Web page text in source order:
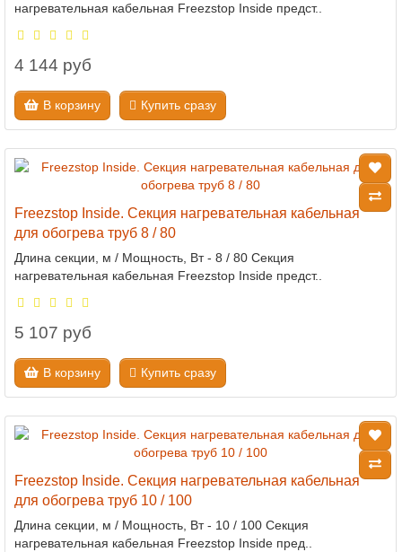
нагревательная кабельная Freezstop Inside предст..
4 144 руб
В корзину Купить сразу
Freezstop Inside. Секция нагревательная кабельная
для обогрева труб 8 / 80
Длина секции, м / Мощность, Вт - 8 / 80 Секция
нагревательная кабельная Freezstop Inside предст..
5 107 руб
В корзину Купить сразу
Freezstop Inside. Секция нагревательная кабельная
для обогрева труб 10 / 100
Длина секции, м / Мощность, Вт - 10 / 100 Секция
нагревательная кабельная Freezstop Inside пред..